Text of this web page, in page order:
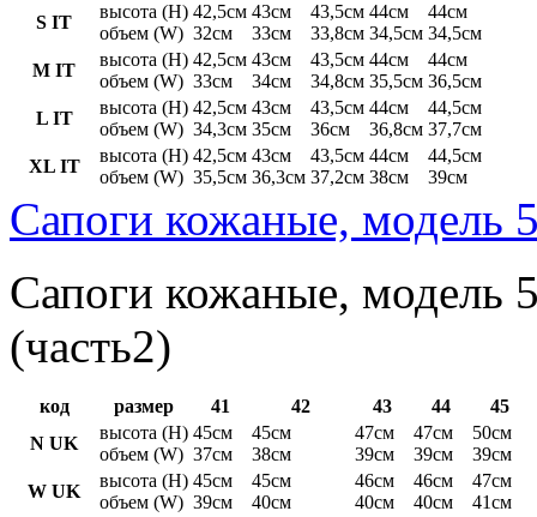
S IT
высота (H)
объем (W)
42,5см
32см
43см
33см
43,5см
33,8см
44см
34,5см
44см
34,5см
M IT
высота (H)
объем (W)
42,5см
33см
43см
34см
43,5см
34,8см
44см
35,5см
44см
36,5см
L IT
высота (H)
объем (W)
42,5см
34,3см
43см
35см
43,5см
36см
44см
36,8см
44,5см
37,7см
XL IT
высота (H)
объем (W)
42,5см
35,5см
43см
36,3см
43,5см
37,2см
44см
38см
44,5см
39см
Сапоги кожаные, модель
Сапоги кожаные, модель
(часть2)
код размер 41 42 43 44
45
N UK
высота (H)
объем (W)
45см
37см
45см
38см
47см
39см
47см
39см
50см
39см
W UK
высота (H)
объем (W)
45см
39см
45см
40см
46см
40см
46см
40см
47см
41см